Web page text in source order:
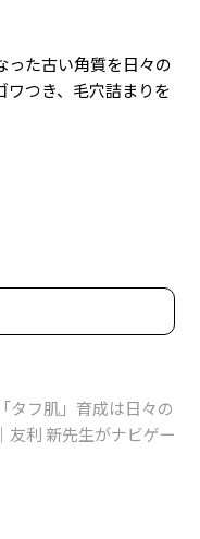
った古い角質を日々の
つき、毛穴詰まりを
タフ肌」育成は日々の
友利 新先生がナビゲー